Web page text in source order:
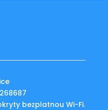
bezplatnou Wi-Fi.